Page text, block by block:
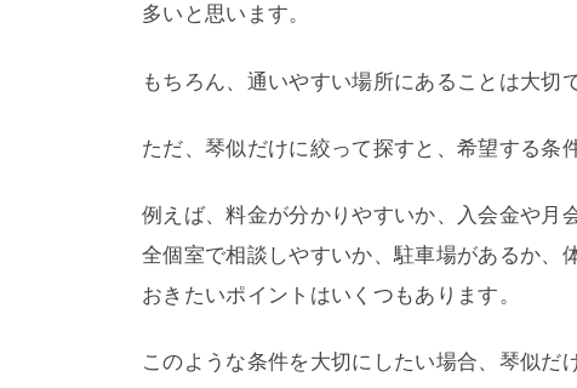
多いと思います。
もちろん、通いやすい場所にあることは大切
ただ、琴似だけに絞って探すと、希望する条
例えば、料金が分かりやすいか、入会金や月
全個室で相談しやすいか、駐車場があるか、
おきたいポイントはいくつもあります。
このような条件を大切にしたい場合、琴似